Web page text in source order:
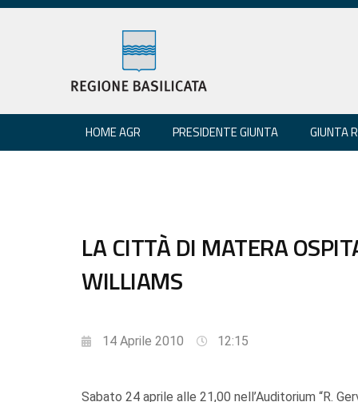
HOME AGR PRESIDENTE GIUNTA GIUNTA
LA CITTÀ DI MATERA
WILLIAMS
14 Aprile 2010 12:15
Sabato 24 aprile alle 21,00 nell’Auditorium “R.